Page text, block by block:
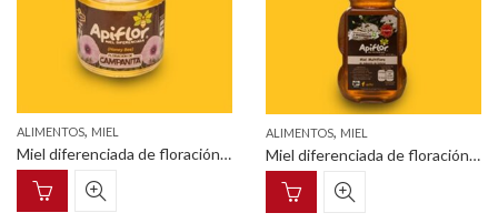
ALIMENTOS, MIEL
Miel diferenciada de floración de campanita tarro cilíndrico de cristal con tapa metálica 60g
ALIMENTOS, MIEL
Miel diferenciada de floración de cafetal frasco pet con tapa dosificadora en forma de osito 325g